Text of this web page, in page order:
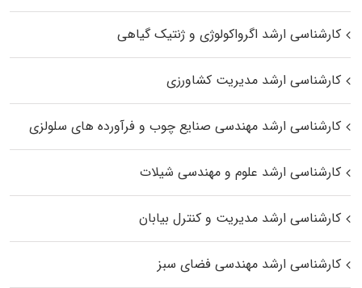
کارشناسی ارشد اگرواکولوژی و ژنتیک گیاهی
کارشناسی ارشد مدیریت کشاورزی
کارشناسی ارشد مهندسی صنایع چوب و فرآورده‌ های سلولزی
کارشناسی ارشد علوم و مهندسی شیلات
کارشناسی ارشد مدیریت و کنترل بیابان
کارشناسی ارشد مهندسی فضای سبز